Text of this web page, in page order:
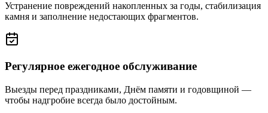
Устранение повреждений накопленных за годы, стабилизация
камня и заполнение недостающих фрагментов.
Регулярное ежегодное обслуживание
Выезды перед праздниками, Днём памяти и годовщиной —
чтобы надгробие всегда было достойным.